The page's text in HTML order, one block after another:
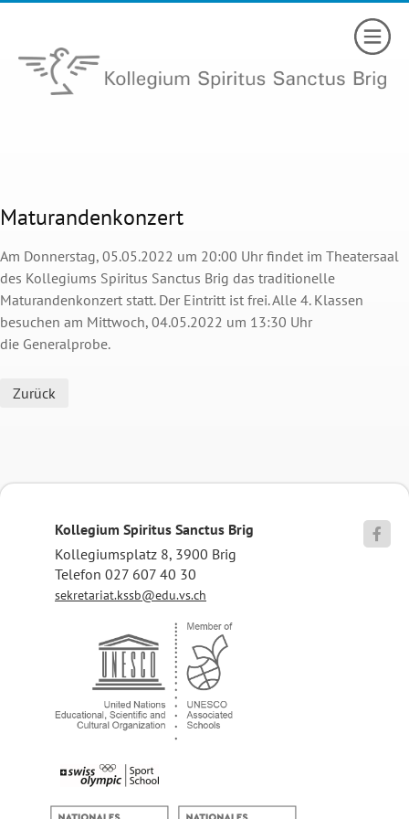
Maturandenkonzert
Am Donnerstag, 05.05.2022 um 20:00 Uhr findet im Theatersaal
des Kollegiums Spiritus Sanctus Brig das traditionelle
Maturandenkonzert statt. Der Eintritt ist frei. Alle 4. Klassen
besuchen am Mittwoch, 04.05.2022 um 13:30 Uhr
die Generalprobe.
Zurück
Kollegium Spiritus Sanctus Brig
Kollegiumsplatz 8, 3900 Brig
Telefon 027 607 40 30
sekretariat.kssb@edu.vs.ch
